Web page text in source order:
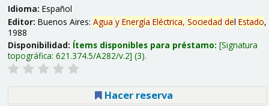
Idioma: Español
Editor: Buenos Aires: Agua y Energía Eléctrica, Sociedad del Estado,
1988
Disponibilidad: Ítems disponibles para préstamo: Signatura
topográfica: 621.374.5/A282/v.2 (3).
Hacer reserva